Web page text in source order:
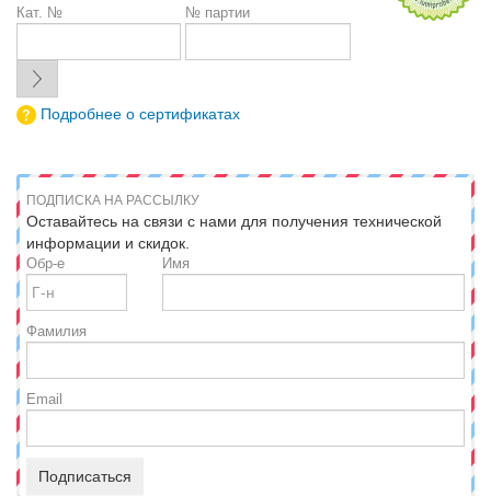
Кат. № № партии
Подробнее о сертификатах
ПОДПИСКА НА РАССЫЛКУ
Оставайтесь на связи с нами для получения технической
информации и скидок.
Обр-е Имя
Фамилия
Email
Подписаться